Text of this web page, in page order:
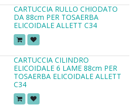
CARTUCCIA RULLO CHIODATO
DA 88cm PER TOSAERBA
ELICOIDALE ALLETT C34
CARTUCCIA CILINDRO
ELICOIDALE 6 LAME 88cm PER
TOSAERBA ELICOIDALE ALLETT
C34